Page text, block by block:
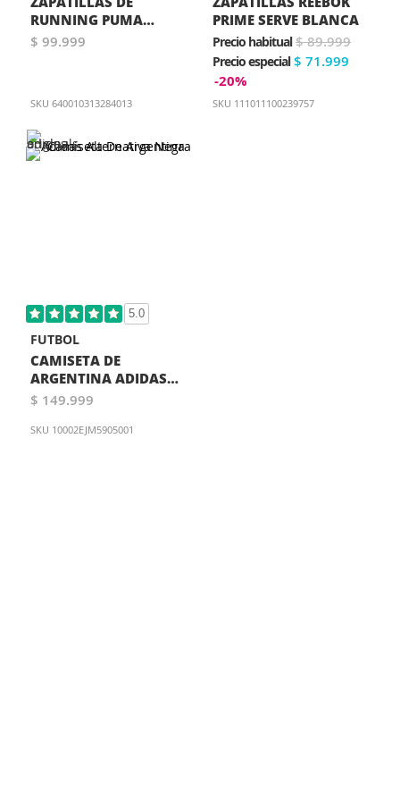
RUNNING PUMA
SKYROCKET LITE 2
$ 99.999
SKU 640010313284013
PRIME SERVE BLANCA
Precio habitual $ 89.999
Precio especial $ 71.999
-20%
SKU 111011100239757
5.0
FUTBOL
CAMISETA DE
ARGENTINA ADIDAS
ALTERNATIVA NEGRA
$ 149.999
SKU 10002EJM5905001